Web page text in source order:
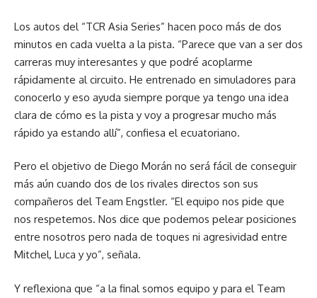
Los autos del “TCR Asia Series” hacen poco más de dos
minutos en cada vuelta a la pista. “Parece que van a ser dos
carreras muy interesantes y que podré acoplarme
rápidamente al circuito. He entrenado en simuladores para
conocerlo y eso ayuda siempre porque ya tengo una idea
clara de cómo es la pista y voy a progresar mucho más
rápido ya estando allí”, confiesa el ecuatoriano.
Pero el objetivo de Diego Morán no será fácil de conseguir
más aún cuando dos de los rivales directos son sus
compañeros del Team Engstler. “El equipo nos pide que
nos respetemos. Nos dice que podemos pelear posiciones
entre nosotros pero nada de toques ni agresividad entre
Mitchel, Luca y yo”, señala.
Y reflexiona que “a la final somos equipo y para el Team